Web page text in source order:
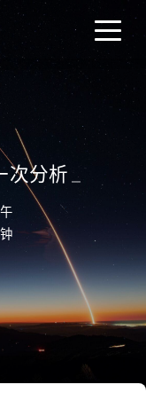
次分析 _